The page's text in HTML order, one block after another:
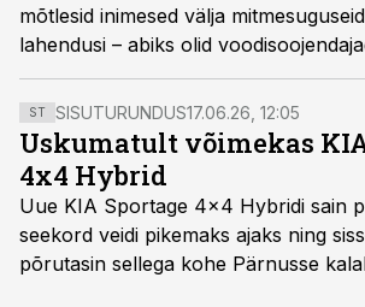
mõtlesid inimesed välja
lahendusi – abiks olid
põrandaküte.
ST SISUTURUNDUS17.06.26, 12:05
Uskumatult võimekas
4x4 Hybrid
Uue KIA Sportage 4x4 Hybridi sain
seekord veidi pikemaks ajaks ning
põrutasin sellega kohe Pärnusse